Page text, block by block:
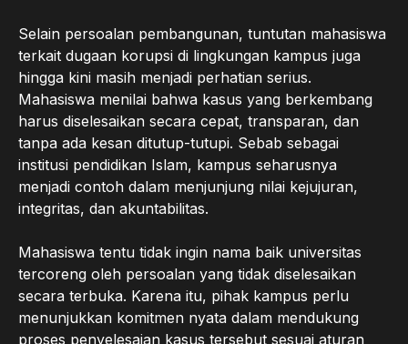
Selain persoalan pembangunan, tuntutan mahasiswa
terkait dugaan korupsi di lingkungan kampus juga
hingga kini masih menjadi perhatian serius.
Mahasiswa menilai bahwa kasus yang berkembang
harus diselesaikan secara cepat, transparan, dan
tanpa ada kesan ditutup-tutupi. Sebab sebagai
institusi pendidikan Islam, kampus seharusnya
menjadi contoh dalam menjunjung nilai kejujuran,
integritas, dan akuntabilitas.
Mahasiswa tentu tidak ingin nama baik universitas
tercoreng oleh persoalan yang tidak diselesaikan
secara terbuka. Karena itu, pihak kampus perlu
menunjukkan komitmen nyata dalam mendukung
proses penyelesaian kasus tersebut sesuai aturan